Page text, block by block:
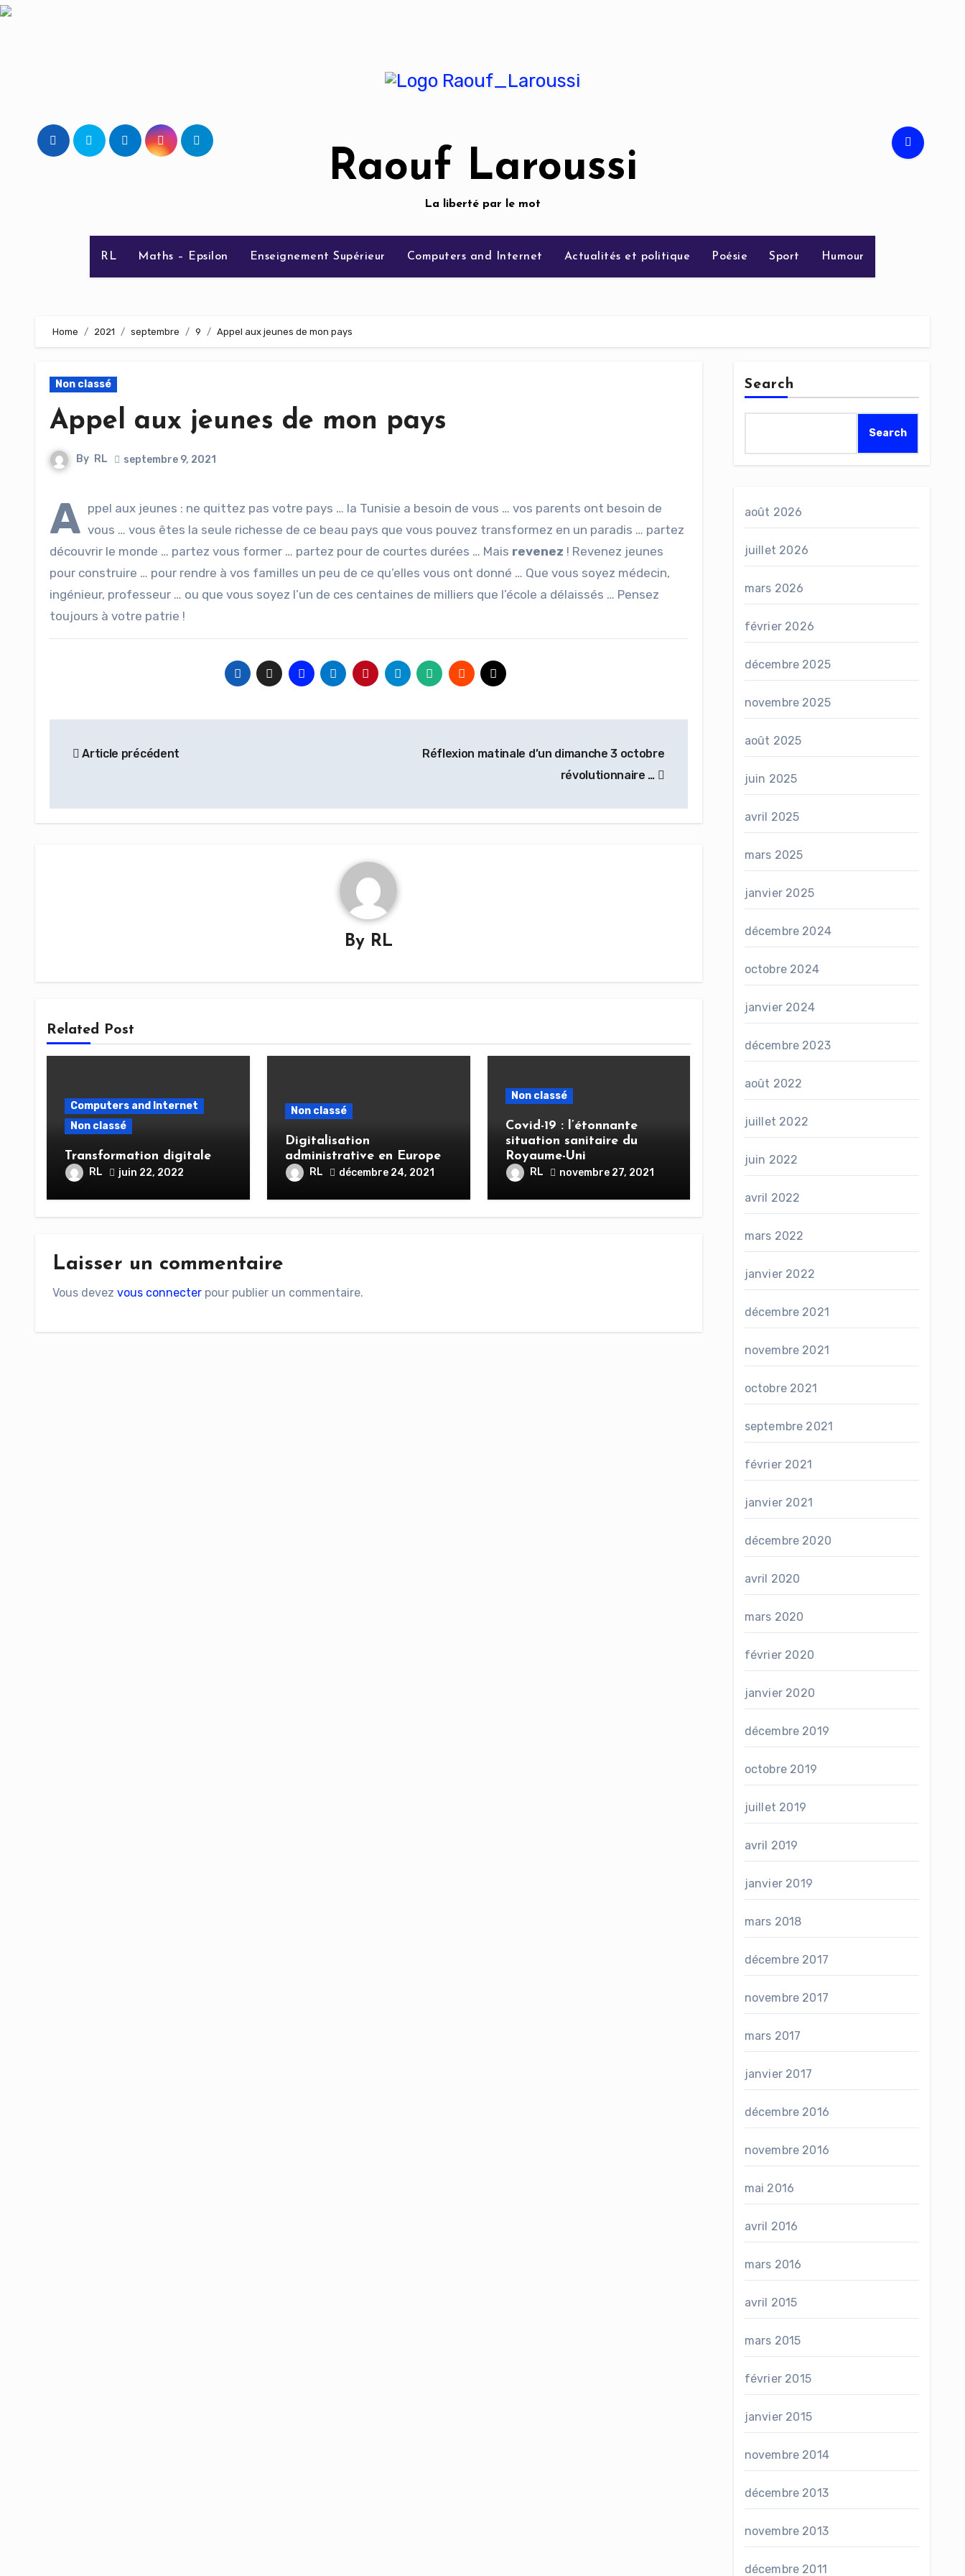
Skip
Raouf Laroussi
La liberté par le mot
RL Maths – Epsilon Enseignement Supérieur Computers and Internet Actualités et politique Poésie Sport Humour
Home 2021 septembre 9 Appel aux jeunes de mon pays
Non classé
Appel aux jeunes de mon pays
By RL septembre 9, 2021
A ppel aux jeunes : ne quittez pas votre pays … la Tunisie a besoin de vous … vos parents ont besoin de
vous … vous êtes la seule richesse de ce beau pays que vous pouvez transformez en un paradis … partez
découvrir le monde … partez vous former … partez pour de courtes durées … Mais revenez ! Revenez jeunes
pour construire … pour rendre à vos familles un peu de ce qu’elles vous ont donné … Que vous soyez médecin,
ingénieur, professeur … ou que vous soyez l’un de ces centaines de milliers que l’école a délaissés … Pensez
toujours à votre patrie !
de Article précédent
Réflexion matinale d’un dimanche 3 octobre
révolutionnaire …
By RL
Related Post
Computers and Internet
Non classé
Transformation digitale
RL juin 22, 2022
Non classé
Digitalisation
administrative en Europe
RL décembre 24, 2021
Non classé
Covid-19 : l’étonnante
situation sanitaire du
Royaume-Uni
RL novembre 27, 2021
Laisser un commentaire
Vous devez vous connecter pour publier un commentaire.
Search
Search
août 2026
juillet 2026
mars 2026
février 2026
décembre 2025
novembre 2025
août 2025
juin 2025
avril 2025
mars 2025
janvier 2025
décembre 2024
octobre 2024
janvier 2024
décembre 2023
août 2022
juillet 2022
juin 2022
avril 2022
mars 2022
janvier 2022
décembre 2021
novembre 2021
octobre 2021
septembre 2021
février 2021
janvier 2021
décembre 2020
avril 2020
mars 2020
février 2020
janvier 2020
décembre 2019
octobre 2019
juillet 2019
avril 2019
janvier 2019
mars 2018
décembre 2017
novembre 2017
mars 2017
janvier 2017
décembre 2016
novembre 2016
mai 2016
avril 2016
mars 2016
avril 2015
mars 2015
février 2015
janvier 2015
novembre 2014
décembre 2013
novembre 2013
décembre 2011